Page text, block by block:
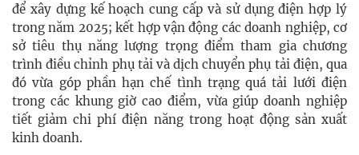
để xây dựng kế hoạch cung cấp và sử dụng điện hợp lý
trong năm 2025; kết hợp vận động các doanh nghiệp, cơ
sở tiêu thụ năng lượng trọng điểm tham gia chương
trình điều chỉnh phụ tải và dịch chuyển phụ tải điện, qua
đó vừa góp phần hạn chế tình trạng quá tải lưới điện
trong các khung giờ cao điểm, vừa giúp doanh nghiệp
tiết giảm chi phí điện năng trong hoạt động sản xuất
kinh doanh.